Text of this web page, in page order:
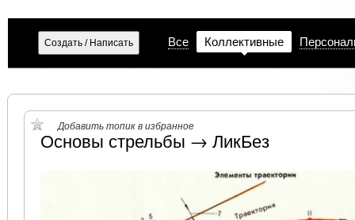
Все Коллективные
Добавить топик в избранное
Основы стрельбы → ЛикБез